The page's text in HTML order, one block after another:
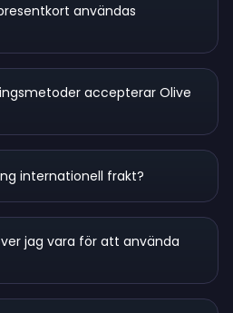
användas
accepterar Olive
internationell frakt?
jag vara för att använda